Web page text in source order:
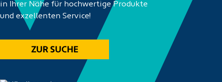
in Ihrer Nähe für hochwertige Produkte
und exzellenten Service!
ZUR SUCHE